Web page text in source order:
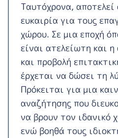
Ταυτόχρονα, αποτελεί
ευκαιρία για τους
χώρου. Σε μια εποχή
είναι ατελείωτη και
και προβολή
έρχεται να δώσει τη
Πρόκειται για μια
αναζήτησης που
να βρουν τον ιδανικό
ενώ βοηθά τους